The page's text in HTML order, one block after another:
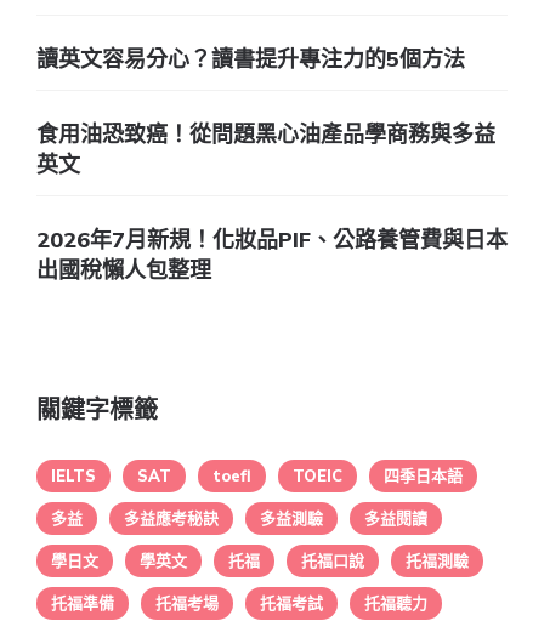
讀英文容易分心？讀書提升專注力的5個方法
食用油恐致癌！從問題黑心油產品學商務與多益
英文
2026年7月新規！化妝品PIF、公路養管費與日本
出國稅懶人包整理
關鍵字標籤
IELTS SAT toefl TOEIC 四季日本語
多益 多益應考秘訣 多益測驗 多益閱讀
學日文 學英文 托福 托福口說 托福測驗
托福準備 托福考場 托福考試 托福聽力